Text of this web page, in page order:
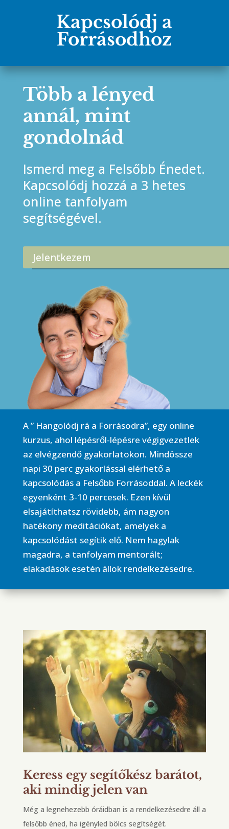
Kapcsolódj a
Forrásodhoz
Több a lényed
annál, mint
gondolnád
Ismerd meg a Felsőbb Énedet.
Kapcsolódj hozzá a 3 hetes
online tanfolyam
segítségével.
Jelentkezem
A ” Hangolódj rá a Forrásodra”, egy online
kurzus, ahol lépésről-lépésre végigvezetlek
az elvégzendő gyakorlatokon. Mindössze
napi 30 perc gyakorlással elérhető a
kapcsolódás a Felsőbb Forrásoddal. A leckék
egyenként 3-10 percesek. Ezen kívül
elsajátíthatsz rövidebb, ám nagyon
hatékony meditációkat, amelyek a
kapcsolódást segítik elő. Nem hagylak
magadra, a tanfolyam mentorált;
elakadások esetén állok rendelkezésedre.
Keress egy segítőkész barátot,
aki mindig jelen van
Még a legnehezebb óráidban is a rendelkezésedre áll a
felsőbb éned, ha igényled bölcs segítségét.